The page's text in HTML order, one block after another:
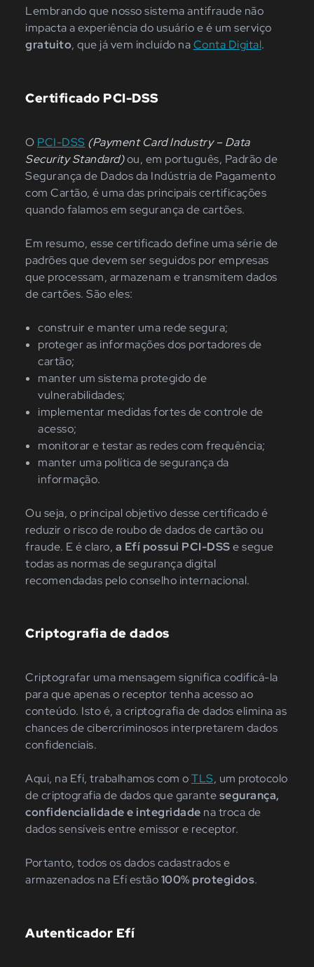
Lembrando que nosso sistema antifraude não
impacta a experiência do usuário e é um serviço
gratuito, que já vem incluído naConta Digital.
Certificado PCI-DSS
O PCI-DSS (Payment Card Industry – Data
Security Standard)ou, em português, Padrão de
Segurança de Dados da Indústria de Pagamento
com Cartão, é uma das principais certificações
quando falamos em segurança de cartões.
Em resumo, esse certificado define uma série de
padrões que devem ser seguidos por empresas
que processam, armazenam e transmitem dados
de cartões. São eles:
construir e manter uma rede segura;
proteger as informações dos portadores de
cartão;
manter um sistema protegido de
vulnerabilidades;
implementar medidas fortes de controle de
acesso;
monitorar e testar as redes com frequência;
manter uma política de segurança da
informação.
Ou seja, o principal objetivo desse certificado é
reduzir o risco de roubo de dados de cartão ou
fraude. E é claro, a Efí possui PCI-DSSe segue
todas as normas de segurança digital
recomendadas pelo conselho internacional.
Criptografia de dados
Criptografar uma mensagem significa codificá-la
para que apenas o receptor tenha acesso ao
conteúdo. Isto é, a criptografia de dados elimina as
chances de cibercriminosos interpretarem dados
confidenciais.
Aqui, na Efí, trabalhamos com oTLS, um protocolo
de criptografia de dados que garantesegurança,
confidencialidade e integridade na troca de
dados sensíveis entre emissor e receptor.
Portanto, todos os dados cadastrados e
armazenados na Efí estão100% protegidos.
Autenticador Efí